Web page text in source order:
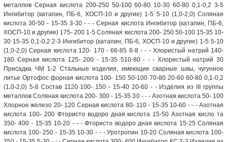
металлов Серная кислота 200-250 50-100 60-80 10-30 60-80 0,1-0,2 3-5
Ингибитор (катапин, ПБ-6, ХОСП-10 и другие) 1-5 5-10 (1,0-2,0) Соляная
кислота 30-50 - 15-35 3-30 - - - Серная кислота Ингибитор (катапин, ПБ-6,
ХОСП-10 и другие) 175- 200 1-5 Соляная кислота 200- 250 50-100 15-35 10-
30 15-35 0,1-0,2 2-3 Ингибитор (катапин, ПБ-6, ХОСП-10 и другие) 1-5 5-10
(1,0-2,0) Серная кислота 120- 170 - 66-85 6-8 - - - Хлористый натрий 140-
180 Серная кислота 125- 200 - 15-35 510-80 - - - Хлористый натрий 30
Присадка ЧМ 1-2 Стальные изделия, имеющие сварные швы, чугунное
литье Ортофос форная кислота 100- 150 50-100 70-80 20-60 60-80 0,1-0,2
(1,0-2,0) 5-8 Состав 1120 100- 150 - 15-40 20-60 - - Изделия из III группы
металлов Соляная кислота 200- 300 - 15-35 30 - - - Азотная кислота 50- 100
Хлорное железо 20- 120 Серная кислота 80- 110 - 15-35 10-60 - - - Азотная
кислота 100- 200 Фтористо водоро дная кислота 15-50 Азотная кисло та
350- 400 - 15-35 10-20 - - - Фтористо водоро дная кислота 15-25 Соляная
кислота 100- 250 - 15-35 10-30 - - - Уротропин 10-20 Соляная кислота 100-